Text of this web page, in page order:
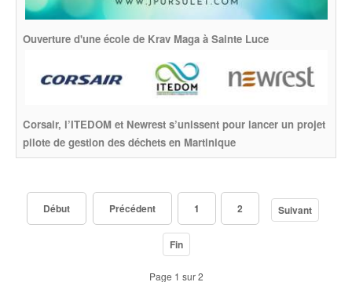
Ouverture d'une école de Krav Maga à Sainte Luce
Corsair, l’ITEDOM et Newrest s’unissent pour lancer un projet
pilote de gestion des déchets en Martinique
Début Précédent 1 2 Suivant
Fin
Page 1 sur 2